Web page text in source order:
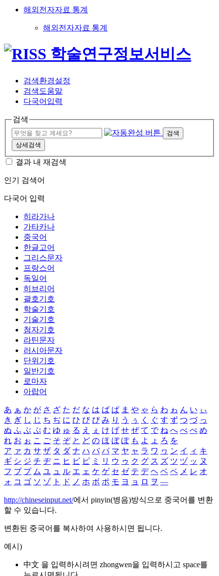
해외전자자료 통계
해외전자자료 통계
검색환경설정
검색도움말
다국어입력
검색
검색
상세검색
결과 내 재검색
인기 검색어
다국어 입력
히라가나
가타카나
중국어
한글고어
그리스문자
프랑스어
독일어
히브리어
괄호기호
학술기호
기술기호
첨자기호
라틴문자
러시아문자
단위기호
일반기호
로마자
아랍어
あ ぁ か が さ ざ た だ な は ば ぱ ま や ゃ ら わ ゎ ん い ぃ
き ぎ し じ ち ぢ に ひ び ぴ み り う ぅ く ぐ す ず つ づ っ
ぬ ふ ぶ ぷ む ゆ ゅ る え ぇ け げ せ ぜ て で ね へ べ ぺ め
れ お ぉ こ ご そ ぞ と ど の ほ ぼ ぽ も よ ょ ろ を
ア ァ カ サ ザ タ ダ ナ ハ バ パ マ ヤ ャ ラ ワ ヮ ン イ ィ キ
ギ シ ジ チ ヂ ニ ヒ ビ ピ ミ リ ウ ゥ ク グ ス ズ ツ ヅ ッ ヌ
フ ブ プ ム ユ ュ ル エ ェ ケ ゲ セ ゼ テ デ ヘ ベ ペ メ レ オ
ォ コ ゴ ソ ゾ ト ド ノ ホ ボ ポ モ ヨ ョ ロ ヲ ―
http://chineseinput.net/에서 pinyin(병음)방식으로 중국어를 변환
할 수 있습니다.
변환된 중국어를 복사하여 사용하시면 됩니다.
예시)
中文 을 입력하시려면 zhongwen을 입력하시고 space를